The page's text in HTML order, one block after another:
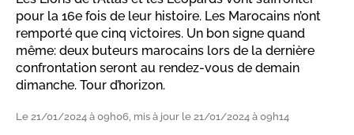
pour la 16e fois de leur histoire. Les Marocains n’ont
remporté que cinq victoires. Un bon signe quand
même: deux buteurs marocains lors de la dernière
confrontation seront au rendez-vous de demain
dimanche. Tour d’horizon.
Le 21/01/2024 à 09h06, mis à jour le 21/01/2024 à 09h14